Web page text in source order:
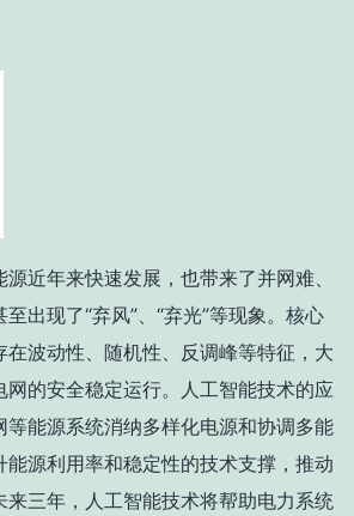
近年来快速发展，也带来了并网难、
出现了“弃风”、“弃光”等现象。核心
在波动性、随机性、反调峰等特征，大
网的安全稳定运行。人工智能技术的应
等能源系统消纳多样化电源和协调多能
能源利用率和稳定性的技术支撑，推动
来三年，人工智能技术将帮助电力系统